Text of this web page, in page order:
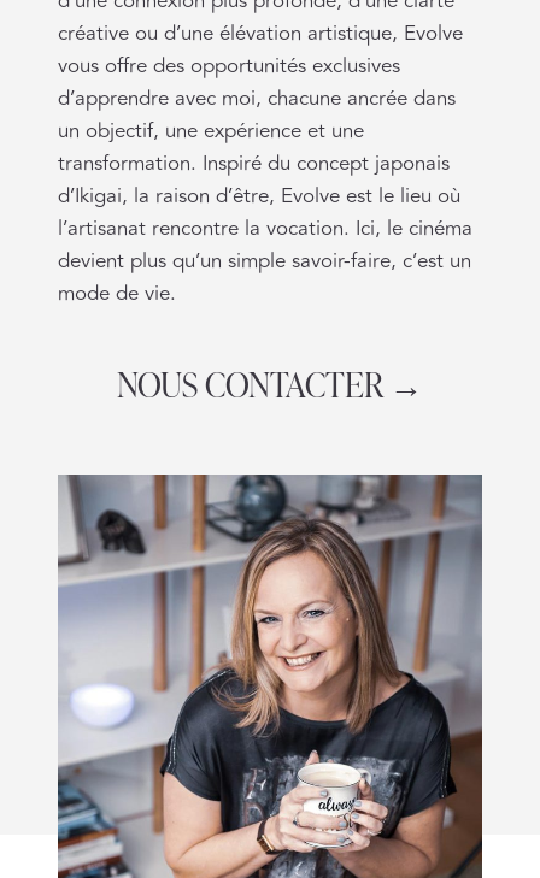
créative ou d’une élévation artistique, Evolve
vous offre des opportunités exclusives
d’apprendre avec moi, chacune ancrée dans
un objectif, une expérience et une
transformation. Inspiré du concept japonais
d’Ikigai, la raison d’être, Evolve est le lieu où
l’artisanat rencontre la vocation. Ici, le cinéma
devient plus qu’un simple savoir-faire, c’est un
mode de vie.
NOUS CONTACTER →